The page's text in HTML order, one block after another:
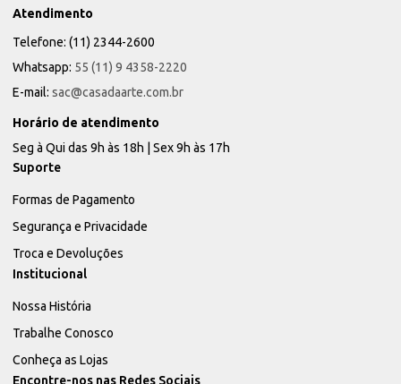
Atendimento
Telefone: (11) 2344-2600
Whatsapp: 55 (11) 9 4358-2220
E-mail: sac@casadaarte.com.br
Horário de atendimento
Seg à Qui das 9h às 18h | Sex 9h às 17h
Suporte
Formas de Pagamento
Segurança e Privacidade
Troca e Devoluções
Institucional
Nossa História
Trabalhe Conosco
Conheça as Lojas
Encontre-nos nas Redes Sociais